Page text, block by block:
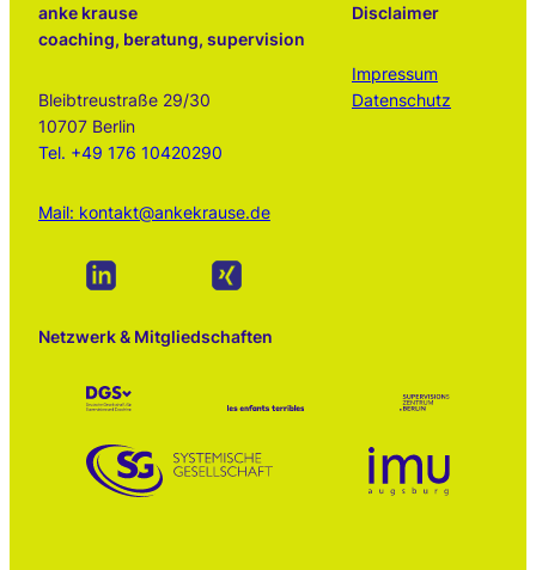
anke krause
coaching, beratung, supervision
Bleibtreustraße 29/30
10707 Berlin
Tel. +49 176 10420290
Mail: kontakt@ankekrause.de
Disclaimer
Impressum
Datenschutz
Netzwerk & Mitgliedschaften